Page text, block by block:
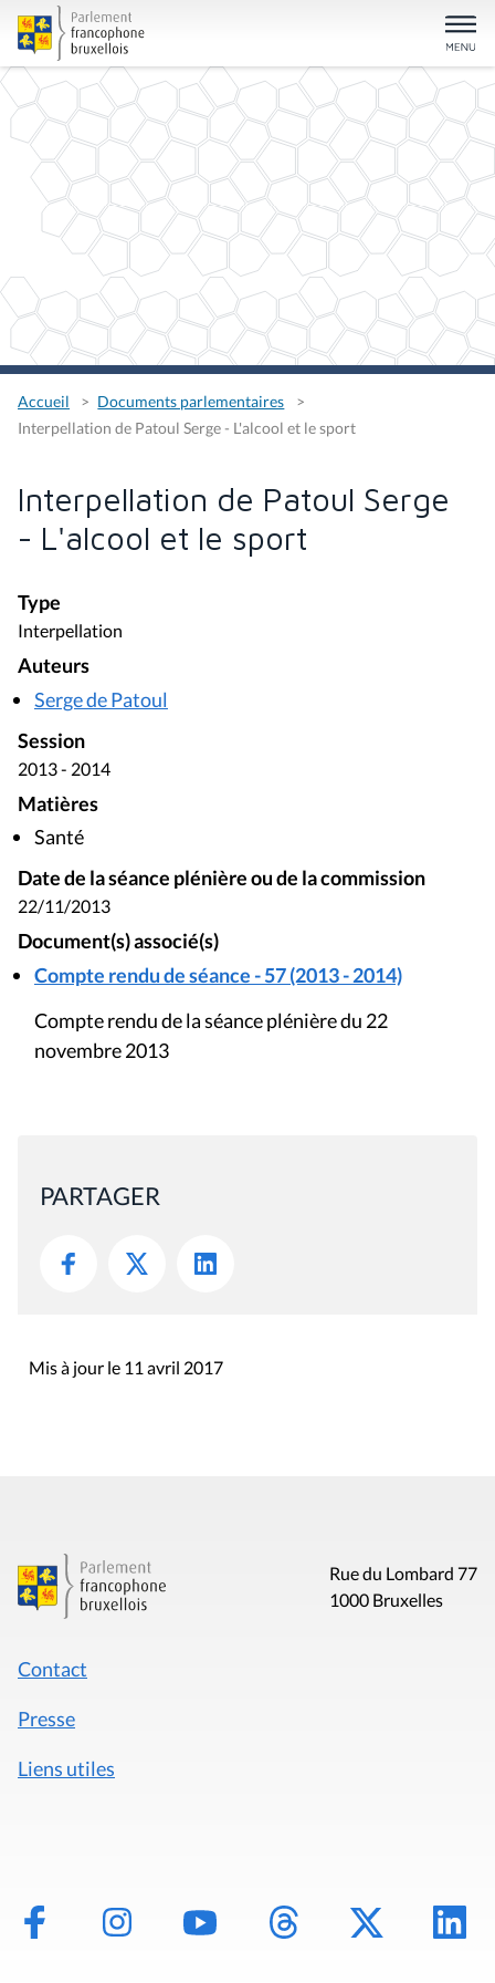
Accueil
Documents parlementaires
Interpellation de Patoul Serge - L'alcool et le sport
Interpellation de Patoul Serge
- L'alcool et le sport
Type
Interpellation
Auteurs
Serge de Patoul
Session
2013 - 2014
Matières
Santé
Date de la séance plénière ou de la commission
22/11/2013
Document(s) associé(s)
Compte rendu de séance - 57 (2013 - 2014)
Compte rendu de la séance plénière du 22
novembre 2013
PARTAGER
Mis à jour le 11 avril 2017
Rue du Lombard 77
1000 Bruxelles
Contact
Presse
Liens utiles